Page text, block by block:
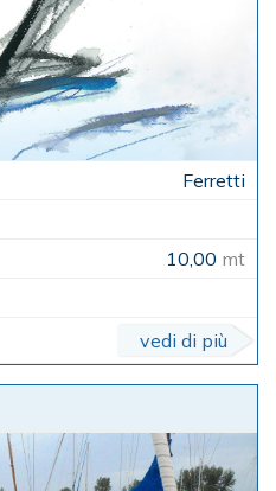
Ferretti
10,00 mt
vedi di più